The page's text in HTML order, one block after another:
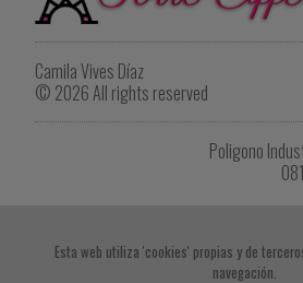
Camila Vives Díaz
© 2026 All rights reserved
Poligono
Esta web utiliza 'cookies' propias y de
navegación.